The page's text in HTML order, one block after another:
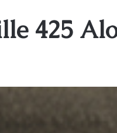
425